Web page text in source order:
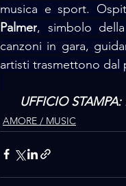
musica e sport.
Palmer, simbolo
canzoni in gara,
artisti trasmettono dal
UFFICIO
AMORE / MUSIC